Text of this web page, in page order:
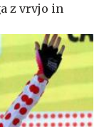
z vrvjo in